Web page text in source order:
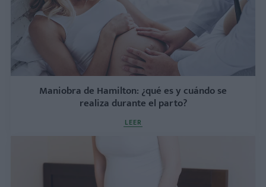
Maniobra de Hamilton: ¿qué es y cuándo se
realiza durante el parto?
LEER